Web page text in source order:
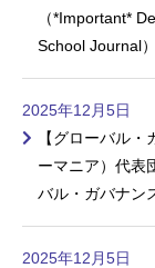
（*Important*
School Journal）
2025年12月5日
【グローバル
ーマニア）代表
バル・ガバナン
2025年12月5日